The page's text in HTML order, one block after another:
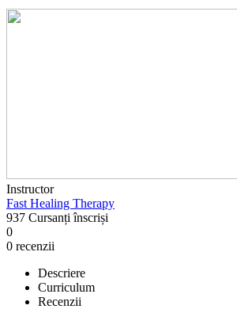
Instructor
Fast Healing Therapy
937 Cursanțiînscriși
0
0 recenzii
Descriere
Curriculum
Recenzii